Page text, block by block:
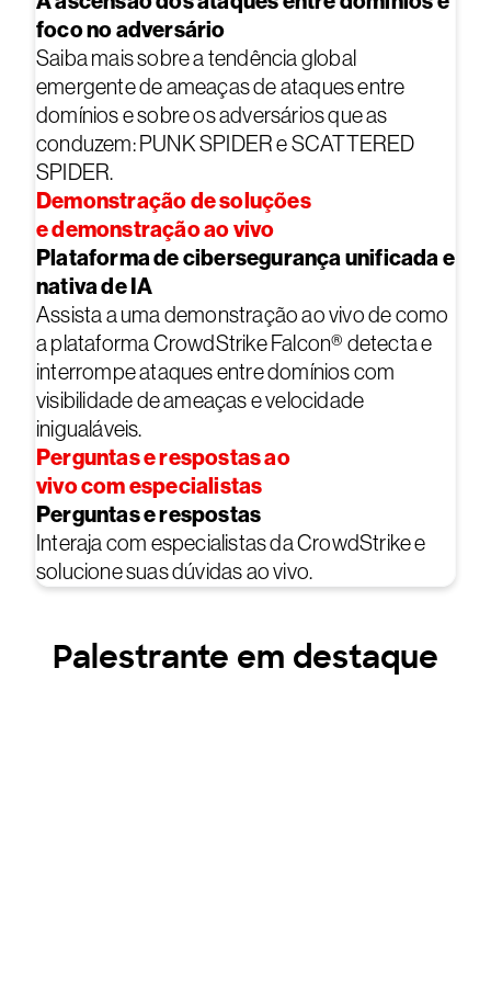
foco no adversário
Saiba mais sobre a tendência global
emergente de ameaças de ataques entre
domínios e sobre os adversários que as
conduzem: PUNK SPIDER e SCATTERED
SPIDER.
Demonstração de soluções
e demonstração ao vivo
Plataforma de cibersegurança unificada e
nativa de IA
Assista a uma demonstração ao vivo de como
a plataforma CrowdStrike Falcon® detecta e
interrompe ataques entre domínios com
visibilidade de ameaças e velocidade
inigualáveis.
Perguntas e respostas ao
vivo com especialistas
Perguntas e respostas
Interaja com especialistas da CrowdStrike e
solucione suas dúvidas ao vivo.
Palestrante em destaque